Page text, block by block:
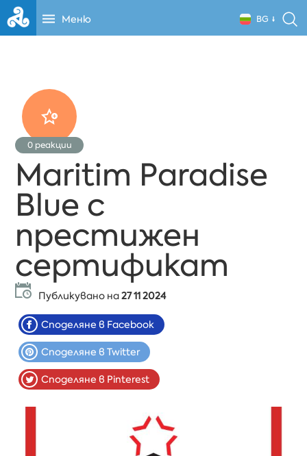
Меню BG
0реакции
Maritim Paradise
Blue с
престижен
сертификат
Публикувано на27 11 2024
Споделяне в Facebook
Споделяне в Twitter
Споделяне в Pinterest